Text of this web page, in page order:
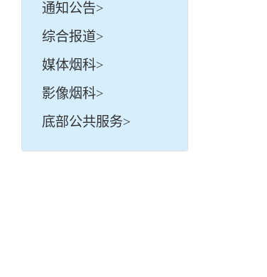
通知公告>
综合报道>
媒体烟科>
影像烟科>
底部公共服务>